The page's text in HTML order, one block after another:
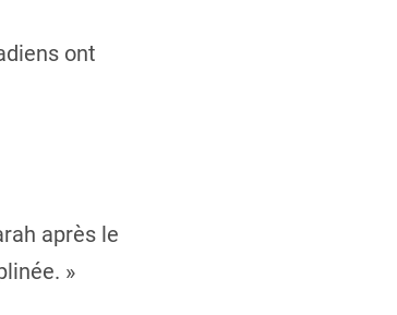
ont
après le
»